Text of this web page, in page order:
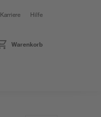
Karriere Hilfe
Warenkorb